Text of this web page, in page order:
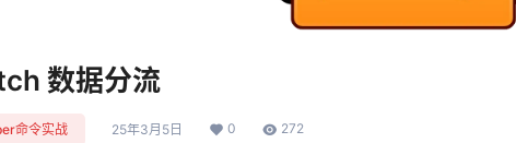
数据分流
命令实战 25年3月5日 0 272